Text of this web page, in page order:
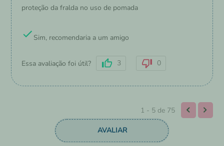
proteção da fralda no uso de pomada
Sim, recomendaria a um amigo
Essa avaliação foi útil? 3 0
1 - 5 de 75